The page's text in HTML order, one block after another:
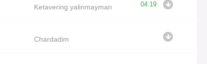
Ketavering yalinmayman 04:19
Chardadim